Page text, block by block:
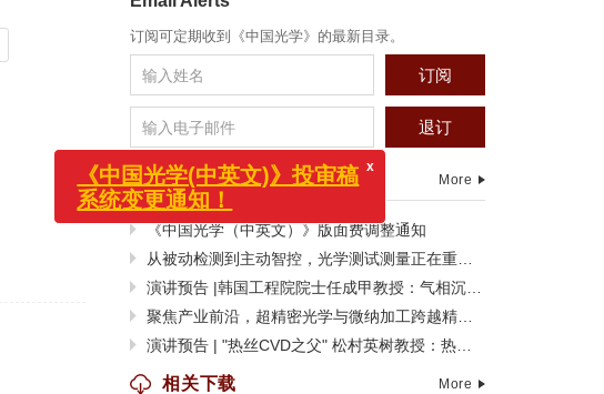
订阅可定期收到《中国光学》的最新目录。
订阅
退订
信息动态 More
《中国光学（中英文）》版面费调整通知
从被动检测到主动智控，光学测试测量正在重塑制造边界
演讲预告 |韩国工程院院士任成甲教授：气相沉积功能聚合物薄膜及其器件应用
聚焦产业前沿，超精密光学与微纳加工跨越精度极限
演讲预告 | "热丝CVD之父" 松村英树教授：热丝CVD技术的过去、现在与未来
相关下载 More
《中国光学(中英文)》投审稿
系统变更通知！